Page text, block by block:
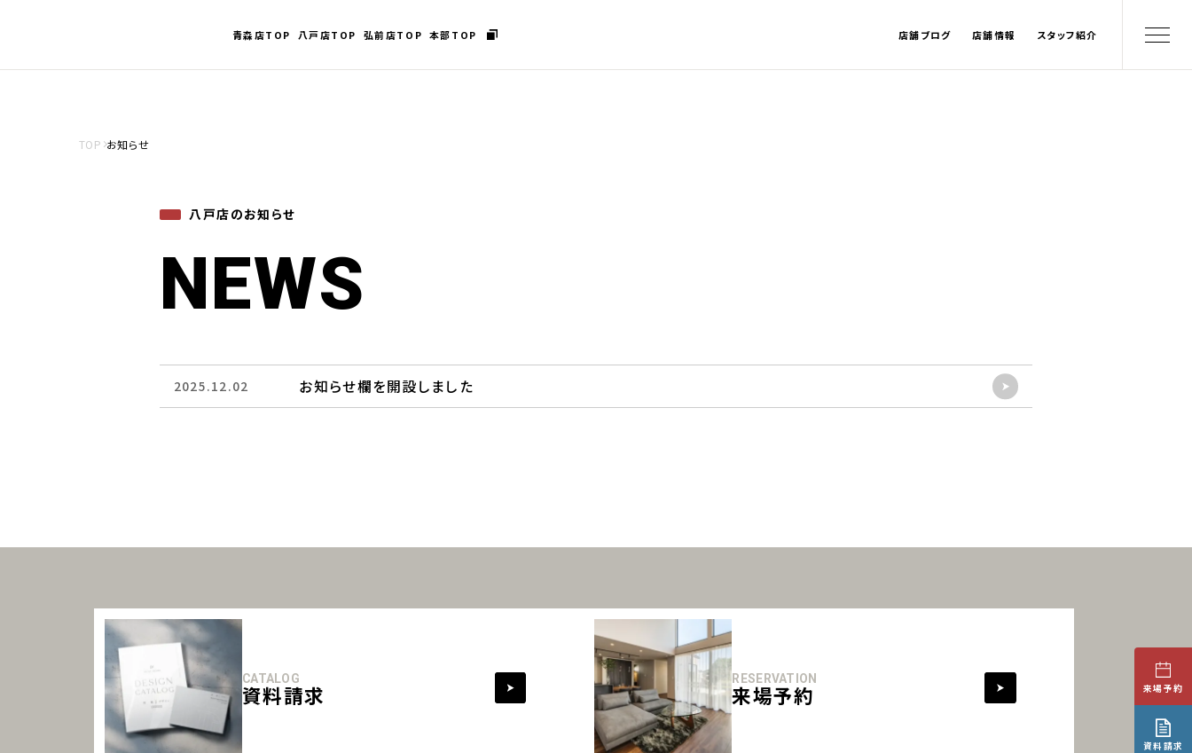
青森店TOP 八戸店TOP 弘前店TOP 本部TOP 店舗ブログ 店舗情報 スタッフ紹介
TOP お知らせ
八戸店のお知らせ
NEWS
2025.12.02 お知らせ欄を開設しました
CATALOG
資料請求
RESERVATION
来場予約 来場予約
資料請求